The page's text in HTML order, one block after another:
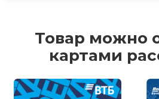
Товар можно
картами